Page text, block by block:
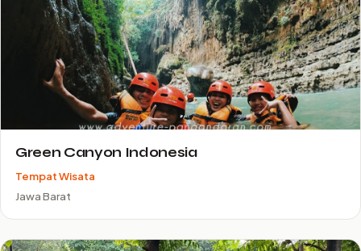
Green Canyon Indonesia
Tempat Wisata
Jawa Barat